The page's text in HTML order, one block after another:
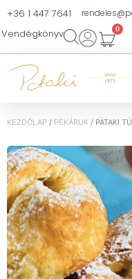
+36 1 447 7641
Vendégkönyv 0
KEZDŐLAP / PÉKÁRUK / PATAKI